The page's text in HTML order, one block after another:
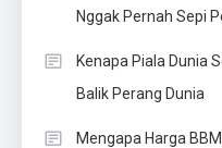
Nggak Pernah Sepi
Kenapa Piala Dunia
Balik Perang Dunia
Mengapa Harga